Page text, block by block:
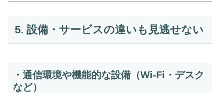
5. 設備・サービスの違いも見逃せない
・通信環境や機能的な設備（Wi-Fi・デスク
など）